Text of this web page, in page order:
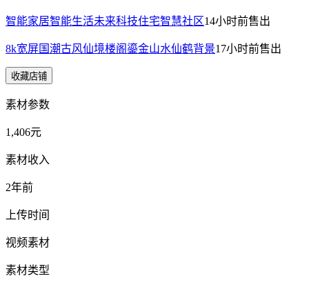
智能家居智能生活未来科技住宅智慧社区14小时前售出
8k宽屏国潮古风仙境楼阁鎏金山水仙鹤背景17小时前售出
收藏店铺
素材参数
1,406元
素材收入
2年前
上传时间
视频素材
素材类型